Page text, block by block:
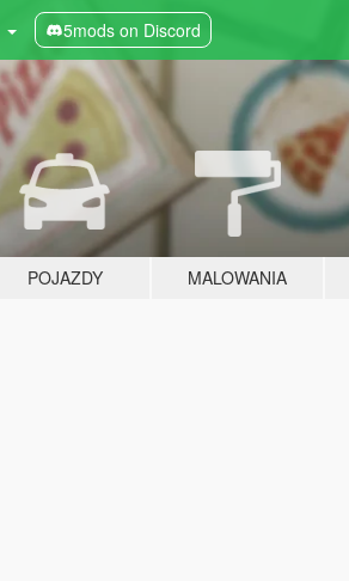
5mods on Discord
POJAZDY MALOWANIA